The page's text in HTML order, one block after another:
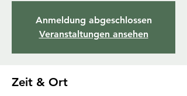
Anmeldung abgeschlossen
Veranstaltungen ansehen
Zeit & Ort